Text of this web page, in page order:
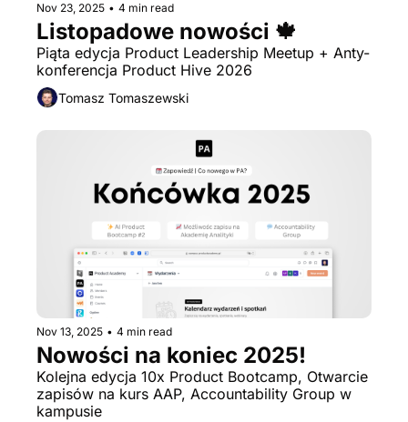
Nov 23, 2025 • 4 min read
Listopadowe nowości 🍁
Piąta edycja Product Leadership Meetup + Anty-
konferencja Product Hive 2026
Tomasz Tomaszewski
Nov 13, 2025 • 4 min read
Nowości na koniec 2025!
Kolejna edycja 10x Product Bootcamp, Otwarcie
zapisów na kurs AAP, Accountability Group w
kampusie